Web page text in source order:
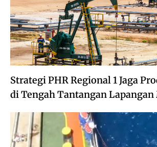
Strategi PHR Regional 1 Jaga
di Tengah Tantangan Lapangan